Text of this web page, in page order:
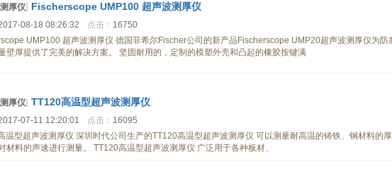
厚仪] Fischerscope UMP100 超声波测厚仪
08-18 08:26:32 点击： 16750
UMP100 超声波测厚仪 德国菲希尔Fischer公司的新产品Fischerscope UMP20超声波测厚仪为防
壁厚提供了完美的解决方案。 坚固耐用的，定制的模塑外壳和凸起的橡胶按键满
厚仪] TT120高温型超声波测厚仪
07-11 12:20:01 点击： 16095
温型超声波测厚仪 深圳时代公司生产的TT120高温型超声波测厚仪 可以测量耐高温的铸铁、钢材料的厚
材料的声速进行测量。 TT120高温型超声波测厚仪 广泛用于各种板材、